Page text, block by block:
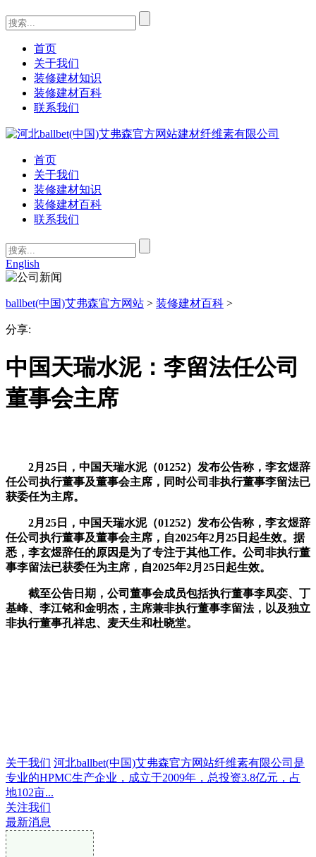
首页
关于我们
装修建材知识
装修建材百科
联系我们
首页
关于我们
装修建材知识
装修建材百科
联系我们
English
ballbet(中国)艾弗森官方网站 > 装修建材百科 >
分享:
中国天瑞水泥：李留法任公司
董事会主席
2月25日，中国天瑞水泥（01252）发布公告称，李玄煜辞
任公司执行董事及董事会主席，同时公司非执行董事李留法已
获委任为主席。
2月25日，中国天瑞水泥（01252）发布公告称，李玄煜辞
任公司执行董事及董事会主席，自2025年2月25日起生效。据
悉，李玄煜辞任的原因是为了专注于其他工作。公司非执行董
事李留法已获委任为主席，自2025年2月25日起生效。
截至公告日期，公司董事会成员包括执行董事李凤娈、丁
基峰、李江铭和金明杰，主席兼非执行董事李留法，以及独立
非执行董事孔祥忠、麦天生和杜晓堂。
关于我们 河北ballbet(中国)艾弗森官方网站纤维素有限公司是
专业的HPMC生产企业，成立于2009年，总投资3.8亿元，占
地102亩...
关注我们
最新消息